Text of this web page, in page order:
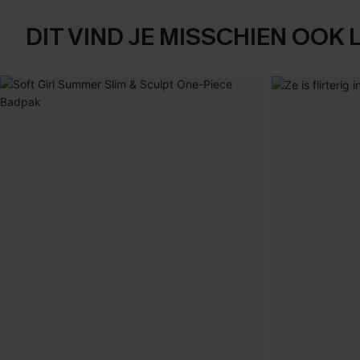
DIT VIND JE MISSCHIEN OOK